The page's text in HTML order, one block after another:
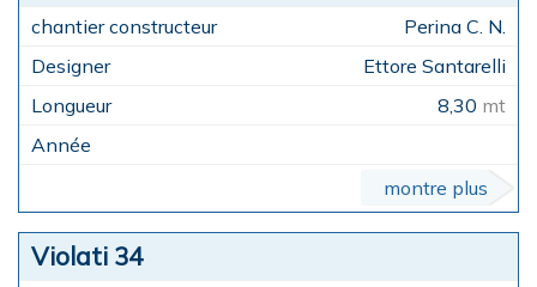
Perina C. N.
Ettore Santarelli
8,30 mt
montre plus
Violati 34